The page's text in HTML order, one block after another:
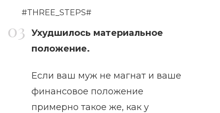
#THREE_STEPS#
Ухудшилось материальное
положение.
Если ваш муж не магнат и ваше
финансовое положение
примерно такое же, как у